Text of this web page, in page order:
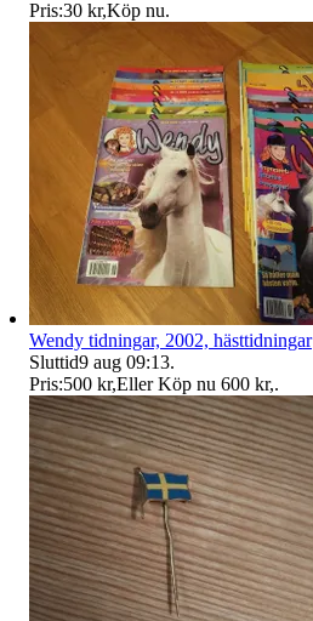
Pris:30 kr,Köp nu.
Wendy tidningar, 2002, hästtidningar
Sluttid9 aug 09:13.
Pris:500 kr,Eller Köp nu 600 kr,.